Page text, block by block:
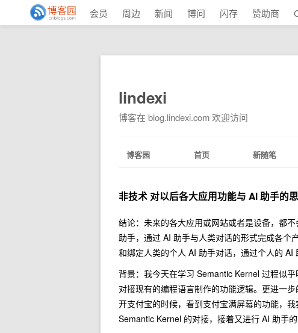
会员 周边 新闻 博问 闪存 赞助商
lindexi
博客在 blog.lindexi.com 欢迎访问
博客园 首页 新随笔
非技术 对以后各大应用功能与 AI 助手的
结论：未来的各大应用或网站或者是设备，都
助手，通过 AI 助手与人类对话的形式完成各个
和绑定人类的个人 AI 助手对话，通过个人的
背景：我今天在学习 Semantic Kernel 过程似
对接现有的编程语言制作的功能逻辑。更进一
开支付宝的时候，看到支付宝满屏幕的功能，
Semantic Kernel 的对接，接着又进行 AI 助手